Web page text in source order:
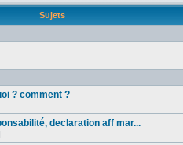
Sujets
? comment ?
declaration aff mar...